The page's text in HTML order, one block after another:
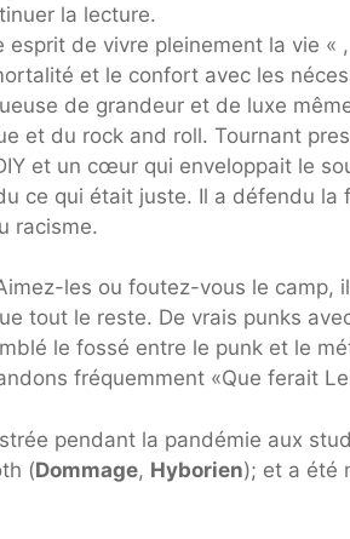
la lecture.
esprit de vivre pleinement la vie «
et le confort avec les
de grandeur et de luxe
et du rock and roll. Tournant
et un cœur qui enveloppait le
ce qui était juste. Il a défendu la
racisme.
les ou foutez-vous le camp,
tout le reste. De vrais punks
le fossé entre le punk et le
fréquemment «Que ferait
pendant la pandémie aux
(Dommage, Hyborien); et a été